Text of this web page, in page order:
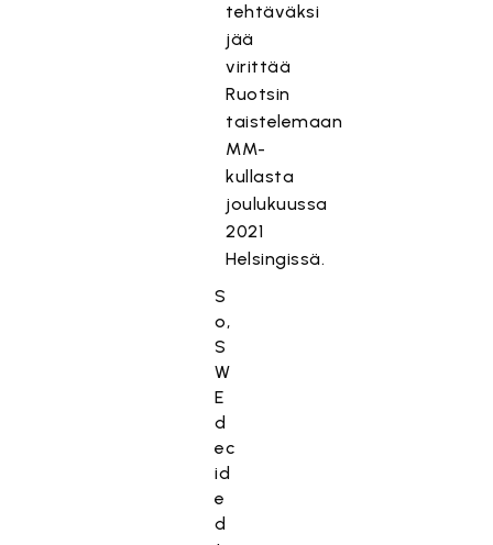
tehtäväksi
jää
virittää
Ruotsin
taistelemaan
MM-
kullasta
joulukuussa
2021
Helsingissä.
S
o,
S
W
E
d
ec
id
e
d